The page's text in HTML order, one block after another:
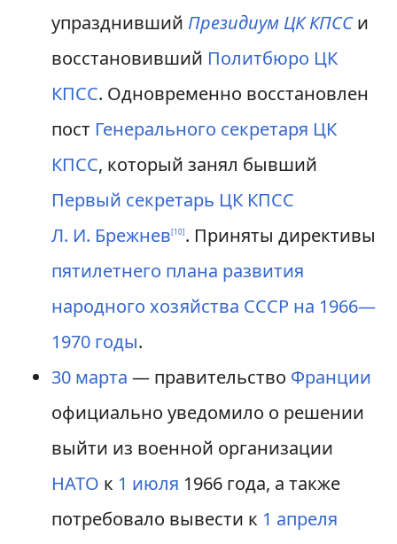
упразднивший Президиум ЦК КПССи
восстановивший Политбюро ЦК
КПСС. Одновременно восстановлен
пост Генерального секретаря ЦК
КПСС, который занял бывший
Первый секретарь ЦК КПСС
Л. И. Брежнев[10]. Приняты директивы
пятилетнего плана развития
народного хозяйства СССР на 1966—
1970 годы.
30 марта — правительство Франции
официально уведомило о решении
выйти из военной организации
НАТО к 1 июля 1966 года, а также
потребовало вывести к 1 апреля